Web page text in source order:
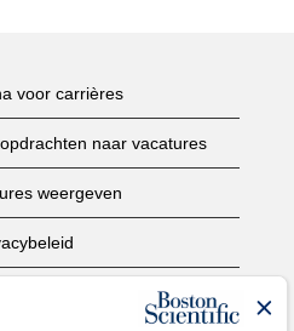
voor carrières
naar vacatures
weergeven